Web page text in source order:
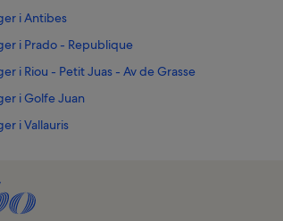
i Antibes
i Prado - Republique
i Riou - Petit Juas - Av de Grasse
i Golfe Juan
i Vallauris
i Long Beach
i Notre-Dame d'Espérance kirke